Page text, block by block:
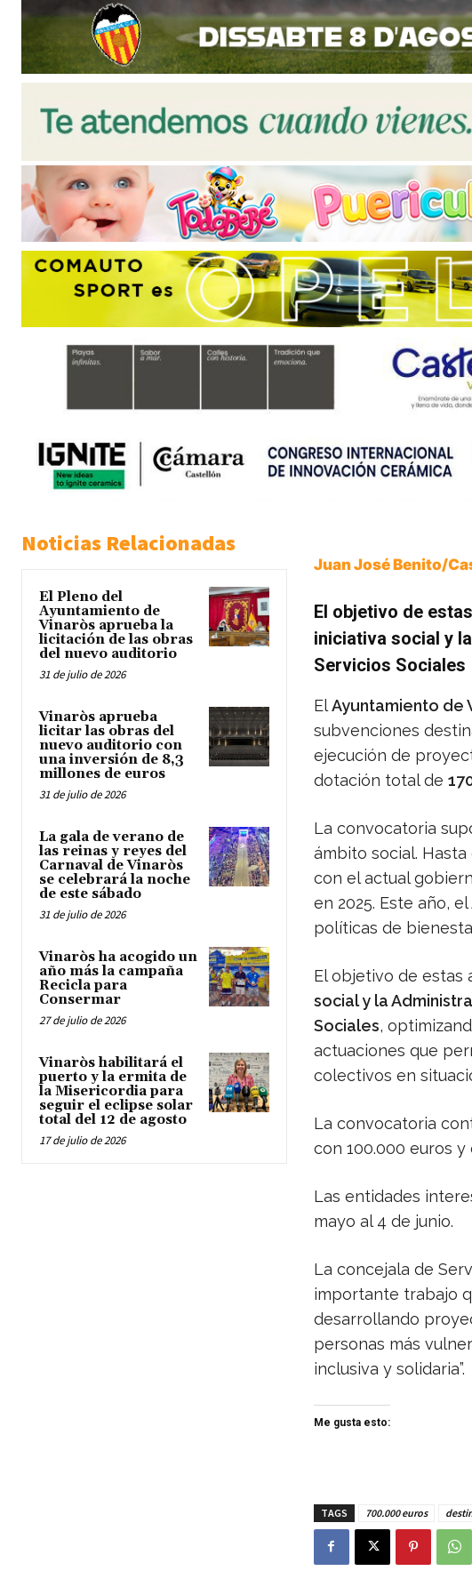
Noticias Relacionadas
El Pleno del
Ayuntamiento de
Vinaròs aprueba la
licitación de las obras
del nuevo auditorio
31 de julio de 2026
Vinaròs aprueba
licitar las obras del
nuevo auditorio con
una inversión de 8,3
millones de euros
31 de julio de 2026
La gala de verano de
las reinas y reyes del
Carnaval de Vinaròs
se celebrará la noche
de este sábado
31 de julio de 2026
Vinaròs ha acogido un
año más la campaña
Recicla para
Consermar
27 de julio de 2026
Vinaròs habilitará el
puerto y la ermita de
la Misericordia para
seguir el eclipse solar
total del 12 de agosto
17 de julio de 2026
Juan José Benito/
El objetivo de
iniciativa social y
Servicios Sociales
ElAyuntamiento de
subvenciones
ejecución de
dotación total de
La convocatoria
ámbito social. Hasta
con el actual
en 2025. Este año,
políticas de
El objetivo de estas
social y la
Sociales,
actuaciones que
colectivos en
La convocatoria
con 100.000 euros
Las entidades
mayo al 4 de junio.
La concejala de
importante trabajo
desarrollando
personas más
inclusiva y solidaria”.
Me gusta esto:
TAGS 700.000 euros